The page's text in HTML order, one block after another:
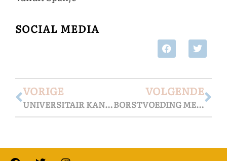
SOCIAL MEDIA
VORIGE
UNIVERSITAIR KANTINEVOEDEN
VOLGENDE
BORSTVOEDING MET HOBBELS EN DONORMOEDERMELK